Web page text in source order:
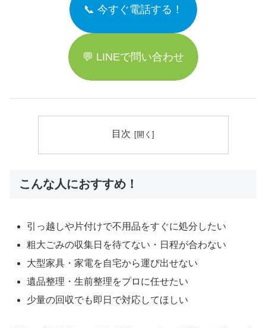
📞 今すぐ電話する！
💬 LINEで問い合わせ
目次
こんな人におすすめ！
引っ越しや片付けで不用品をすぐに処分したい
粗大ごみの収集日を待てない・日程が合わない
大型家具・家電を自宅から運び出せない
遺品整理・生前整理をプロに任せたい
少量の回収でも即日で対応してほしい